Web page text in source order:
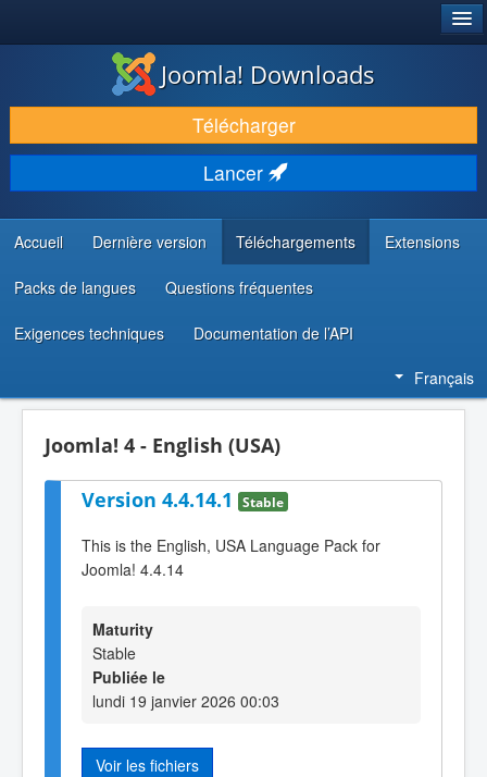
TÉLÉCHARGER & ÉTENDRE
DÉCOUVRIR & APPRENDRE
COMMUNAUTÉ & SUPPORT
RESSOURCES DÉVELOPPEURS
Joomla! Downloads
Télécharger
Lancer
Accueil Dernière version Téléchargements Extensions
Packs de langues Questions fréquentes
Exigences techniques Documentation de l’API
Français
Joomla! 4 - English (USA)
Version 4.4.14.1 Stable
This is the English, USA Language Pack for
Joomla! 4.4.14
Maturity
Stable
Publiée le
lundi 19 janvier 2026 00:03
Voir les fichiers